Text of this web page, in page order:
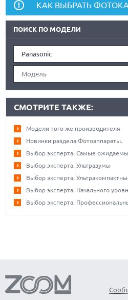
КАК ВЫБРАТЬ
ПОИСК ПО МОДЕЛИ
Panasonic
Модель
СМОТРИТЕ ТАКЖЕ:
Модели того же производителя
Новинки раздела Фотоаппараты.
Выбор эксперта. Самые
Выбор эксперта. Ультразумы
Выбор эксперта.
Выбор эксперта. Начального
Выбор эксперта.